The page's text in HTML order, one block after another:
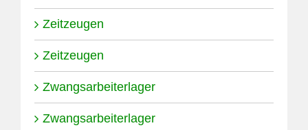
Zeitzeugen
Zeitzeugen
Zwangsarbeiterlager
Zwangsarbeiterlager